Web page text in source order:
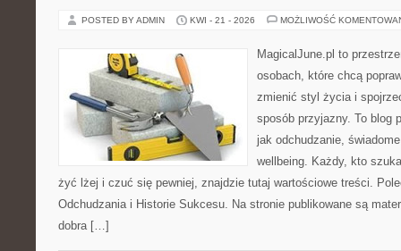
POSTED BY ADMIN KWI - 21 - 2026 MOŻLIWOŚĆ
MagicalJune.pl to
osobach, które chcą
zmienić styl życia i
sposób przyjazny. To blog
jak odchudzanie,
wellbeing. Każdy, kto
żyć lżej i czuć się pewniej, znajdzie tutaj wartościowe treści.
Odchudzania i Historie Sukcesu. Na stronie publikowane są
dobra […]